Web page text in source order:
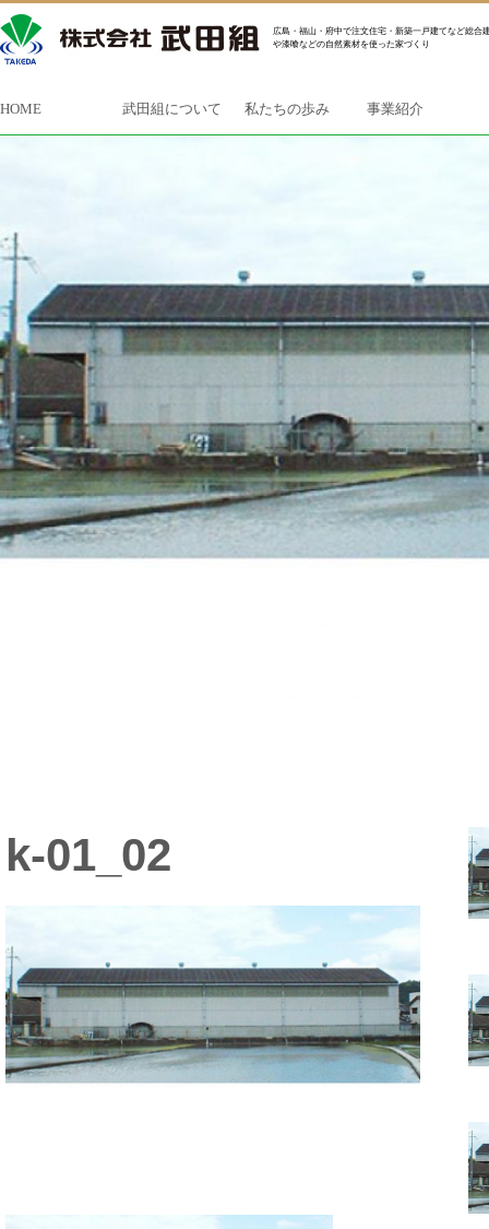
広島・福山・府中で注文住宅・新築一戸建てなど総合
や漆喰などの自然素材を使った家づくり
HOME 武田組について 私たちの歩み 事業紹介
k-01_02